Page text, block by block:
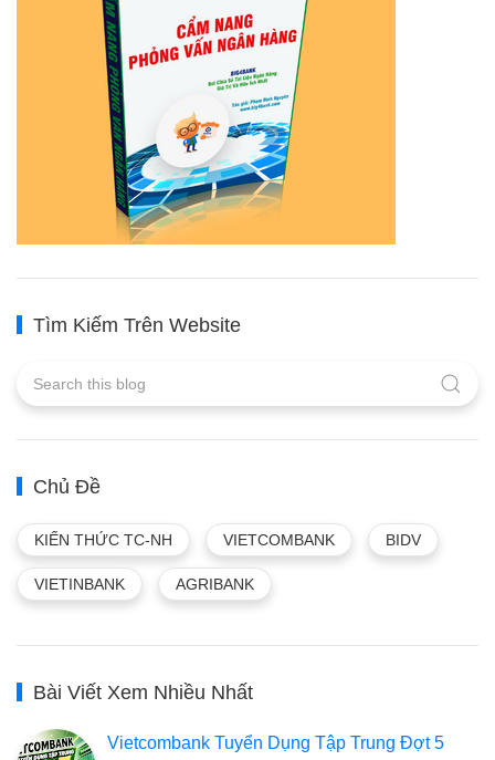
Tìm Kiếm Trên Website
Chủ Đề
KIẾN THỨC TC-NH VIETCOMBANK BIDV
VIETINBANK AGRIBANK
Bài Viết Xem Nhiều Nhất
Vietcombank Tuyển Dụng Tập Trung Đợt 5